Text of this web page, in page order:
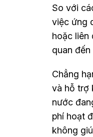
So với
việc ứng
hoặc liên
quan
Chẳng
và hỗ trợ
nước
phí hoạt
không